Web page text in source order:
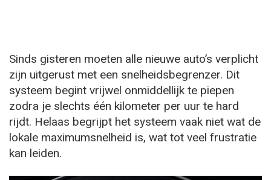
Sinds gisteren moeten alle nieuwe auto’s verplicht
zijn uitgerust met een snelheidsbegrenzer. Dit
systeem begint vrijwel onmiddellijk te piepen
zodra je slechts één kilometer per uur te hard
rijdt. Helaas begrijpt het systeem vaak niet wat de
lokale maximumsnelheid is, wat tot veel frustratie
kan leiden.